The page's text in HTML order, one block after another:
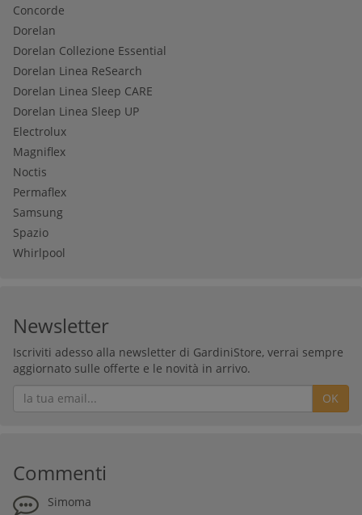
Concorde
Dorelan
Dorelan Collezione Essential
Dorelan Linea ReSearch
Dorelan Linea Sleep CARE
Dorelan Linea Sleep UP
Electrolux
Magniflex
Noctis
Permaflex
Samsung
Spazio
Whirlpool
Newsletter
Iscriviti adesso alla newsletter di GardiniStore, verrai sempre
aggiornato sulle offerte e le novità in arrivo.
OK
Commenti
Simoma